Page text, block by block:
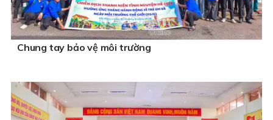
Chung tay bảo vệ môi trường